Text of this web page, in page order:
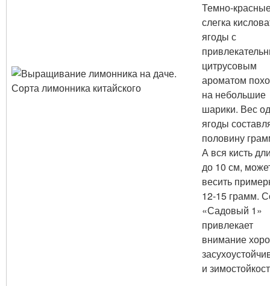
Темно-
слегка
ягоды с
цитрусовым
ароматом
на небольшие
шарики. Вес
ягоды
половину
А вся кисть
до 10 см,
весить
12-15 грамм.
«Садовый 1»
привлекает
внимание
и